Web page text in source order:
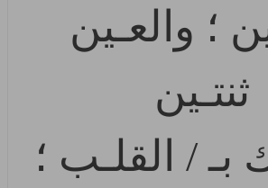
؛ والعـين
ثنتـين
بـ / القلـب ؛